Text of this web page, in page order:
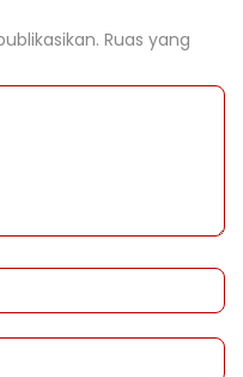
Ruas yang